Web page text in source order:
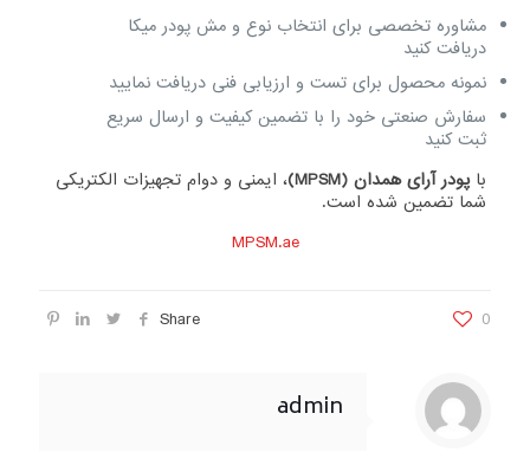
مشاوره تخصصی برای انتخاب نوع و مش پودر میکا
دریافت کنید
نمونه محصول برای تست و ارزیابی فنی دریافت نمایید
سفارش صنعتی خود را با تضمین کیفیت و ارسال سریع
ثبت کنید
باپودر آرای همدان (MPSM)
، ایمنی و دوام تجهیزات الکتریکی
شما تضمین شده است.
MPSM.ae
Share 0
admin